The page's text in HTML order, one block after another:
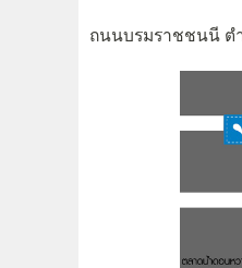
ถนนบรมราชชนนี ต